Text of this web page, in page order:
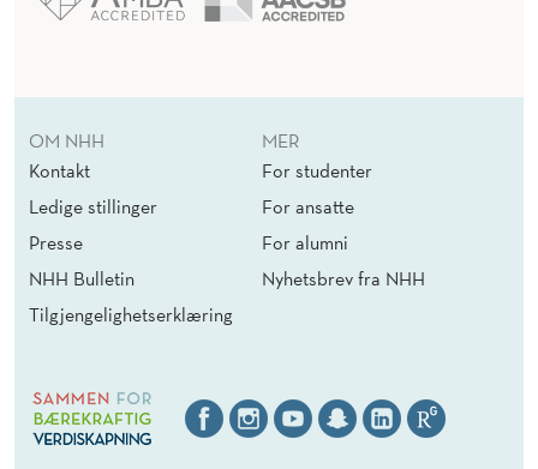
OM NHH
Kontakt
Ledige stillinger
Presse
NHH Bulletin
Tilgjengelighetserklæring
MER
For studenter
For ansatte
For alumni
Nyhetsbrev fra NHH